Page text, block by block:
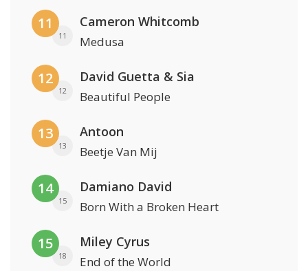
11
11
Cameron Whitcomb
Medusa
12
12
David Guetta & Sia
Beautiful People
13
13
Antoon
Beetje Van Mij
14
15
Damiano David
Born With a Broken Heart
15
18
Miley Cyrus
End of the World